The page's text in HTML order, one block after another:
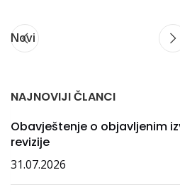
Novi
NAJNOVIJI ČLANCI
Obavještenje o objavljenim
revizije
31.07.2026